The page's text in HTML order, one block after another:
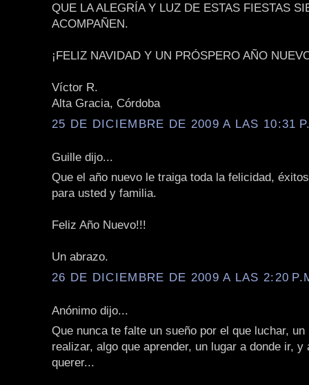
QUE LA ALEGRÍA Y LUZ DE ESTAS FIESTAS
ACOMPAÑEN.
¡FELIZ NAVIDAD Y UN PRÓSPERO AÑO
Víctor R.
Alta Gracia, Córdoba
25 DE DICIEMBRE DE 2009 A LAS 10:31
Guille dijo...
Que el año nuevo le traiga toda la felicidad,
para usted y familia.
Feliz Año Nuevo!!!
Un abrazo.
26 DE DICIEMBRE DE 2009 A LAS 2:20
Anónimo dijo...
Que nunca te falte un sueño por el que luchar,
realizar, algo que aprender, un lugar a donde ir, y
querer...